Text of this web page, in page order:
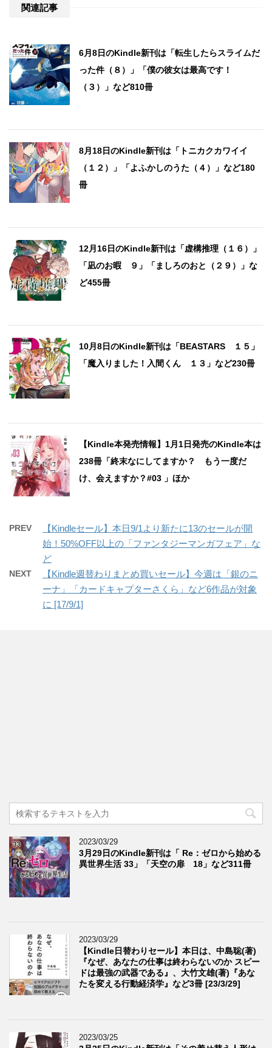
関連記事
6月8日のKindle新刊は「転生したらスライムだ
った件（８）」「僕の彼女は最高です！
（３）」など810冊
8月18日のKindle新刊は「トニカクカワイイ
（１２）」「よふかしのうた（４）」など180
冊
12月16日のKindle新刊は「虚構推理（１６）」
「凪のお暇 ９」「ましろのおと（２９）」な
ど455冊
10月8日のKindle新刊は「BEASTARS １５」
「魔入りました！入間くん １３」など230冊
【Kindle本発売情報】1月1日発売のKindle本は
238冊「終末なにしてますか？ もう一度だ
け、会えますか？#03 」ほか
PREV
【Kindleセール】本日9/1より新たに13のセールが開
始！50%OFF以上の「ファンタジーマンガフェア」な
ど
NEXT
【Kindle週替わりまとめ買いセール】今週は「銀のニ
ーナ」「カードキャプターさくら」など6作品が対象
に [17/9/1]
2023/03/29
3月29日のKindle新刊は「 Re：ゼロから始める
異世界生活 33」「天空の扉 18」など311冊
2023/03/29
【Kindle日替わりセール】本日は、中島聡(著)
『なぜ、あなたの仕事は終わらないのか スピー
ドは最強の武器である』、大竹文雄(著)『あな
たを変える行動経済学』など3冊 [23/3/29]
2023/03/25